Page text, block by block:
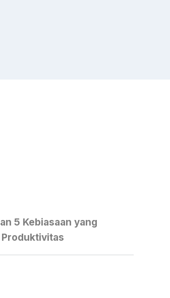
5 Kebiasaan yang